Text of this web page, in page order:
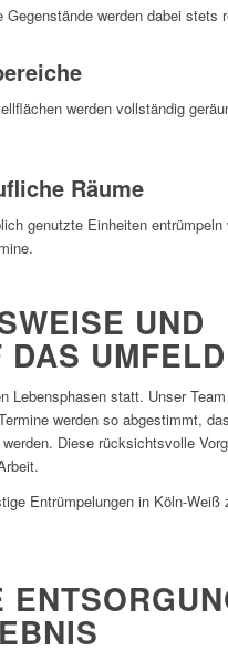
werden dabei stets
werden vollständig
Räume
genutzte Einheiten
UND
DAS UMFELD
Lebensphasen statt. Unser
werden so abgestimmt,
Diese rücksichtsvolle
Entrümpelungen in Köln-